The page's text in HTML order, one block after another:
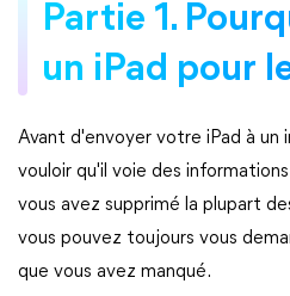
Partie 1.
un iPad pour
Avant d'envoyer votre iPad à un
vouloir qu'il voie des
vous avez supprimé la plupart
vous pouvez toujours vous
que vous avez manqué.